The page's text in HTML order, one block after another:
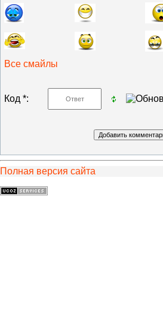
Все смайлы
Код *:
Полная версия сайта